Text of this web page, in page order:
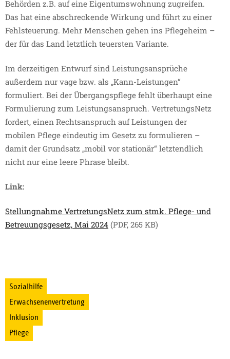
Behörden z.B. auf eine Eigentumswohnung zugreifen.
Das hat eine abschreckende Wirkung und führt zu einer
Fehlsteuerung. Mehr Menschen gehen ins Pflegeheim –
der für das Land letztlich teuersten Variante.
Im derzeitigen Entwurf sind Leistungsansprüche
außerdem nur vage bzw. als „Kann-Leistungen“
formuliert. Bei der Übergangspflege fehlt überhaupt eine
Formulierung zum Leistungsanspruch. VertretungsNetz
fordert, einen Rechtsanspruch auf Leistungen der
mobilen Pflege eindeutig im Gesetz zu formulieren –
damit der Grundsatz „mobil vor stationär“ letztendlich
nicht nur eine leere Phrase bleibt.
Link:
Stellungnahme VertretungsNetz zum stmk. Pflege- und
Betreuungsgesetz, Mai 2024 (PDF, 265 KB)
Sozialhilfe
Erwachsenenvertretung
Inklusion
Pflege